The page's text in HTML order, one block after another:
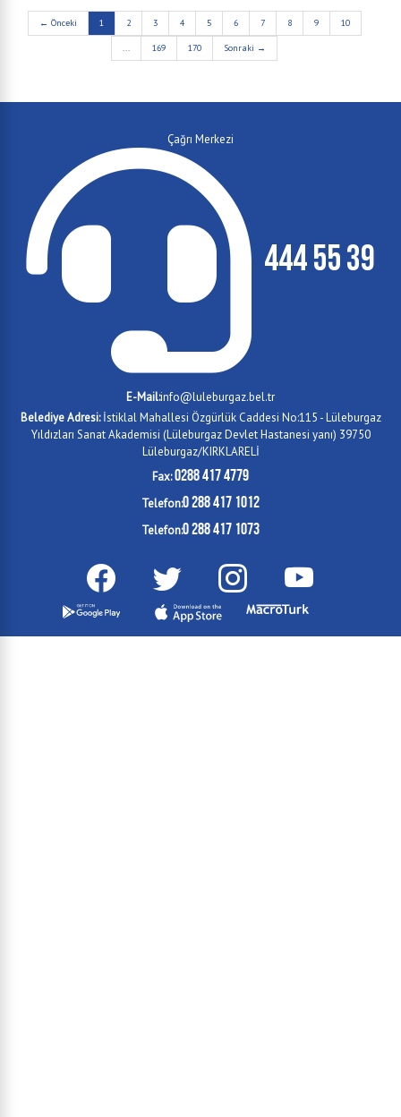
← Önceki 1 2 3 4 5 6 7 8 9 10
... 169 170 Sonraki →
Çağrı Merkezi
444 55 39
E-Mail:info@luleburgaz.bel.tr
Belediye Adresi:İstiklal Mahallesi Özgürlük Caddesi No:115 - Lüleburgaz
Yıldızları Sanat Akademisi (Lüleburgaz Devlet Hastanesi yanı) 39750
Lüleburgaz/KIRKLARELİ
Fax:0288 417 4779
Telefon:0 288 417 1012
Telefon:0 288 417 1073